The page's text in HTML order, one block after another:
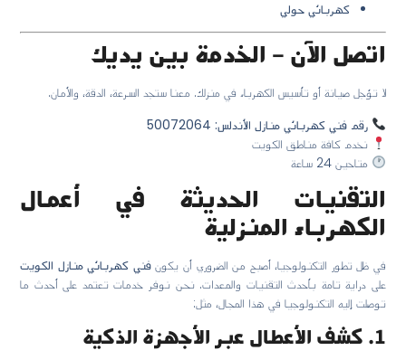
كهربائي حولي
اتصل الآن – الخدمة بين يديك
لا تؤجل صيانة أو تأسيس الكهرباء في منزلك. معنا ستجد السرعة، الدقة، والأمان.
رقم فني كهربائي منازل الأندلس: 50072064
نخدم كافة مناطق الكويت
متاحين 24 ساعة
التقنيات الحديثة في أعمال
الكهرباء المنزلية
في ظل تطور التكنولوجيا، أصبح من الضروري أن يكونفني كهربائي منازل الكويت
على دراية تامة بأحدث التقنيات والمعدات. نحن نوفر خدمات تعتمد على أحدث ما
توصلت إليه التكنولوجيا في هذا المجال، مثل:
1. كشف الأعطال عبر الأجهزة الذكية